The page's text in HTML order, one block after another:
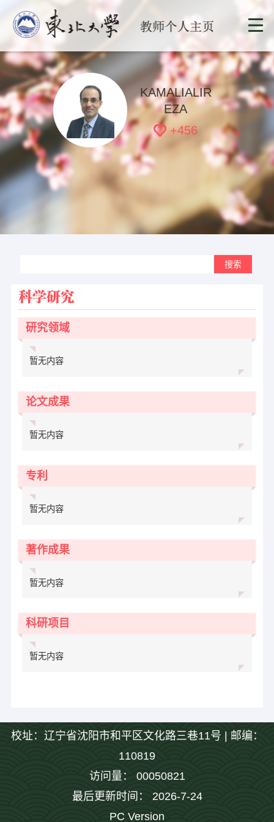
KAMALIALIR
EZA
+456
科学研究
研究领域
暂无内容
论文成果
暂无内容
专利
暂无内容
著作成果
暂无内容
科研项目
暂无内容
校址：辽宁省沈阳市和平区文化路三巷11号 | 邮编：
110819
访问量： 00050821
最后更新时间： 2026-7-24
PC Version